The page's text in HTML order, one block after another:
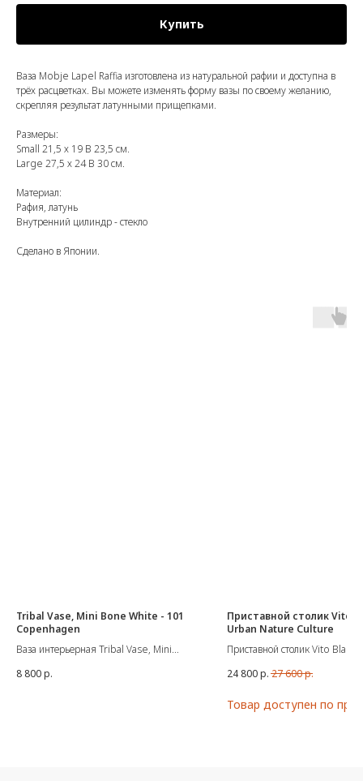
Купить
Ваза Mobje Lapel Raffia изготовлена из натуральной рафии и доступна в
трёх расцветках. Вы можете изменять форму вазы по своему желанию,
скрепляя результат латунными прищепками.
Размеры:
Small 21,5 х 19 В 23,5 см.
Large 27,5 х 24 В 30 см.
Материал:
Рафия, латунь
Внутренний цилиндр - стекло
Сделано в Японии.
Tribal Vase, Mini Bone White - 101
Copenhagen
Ваза интерьерная Tribal Vase, Mini
Материал: Керамика
8 800р.
Приставной столик Vito
Urban Nature Culture
Приставной столик Vito Black
Материал: керамика
24 800р. 27 600р.